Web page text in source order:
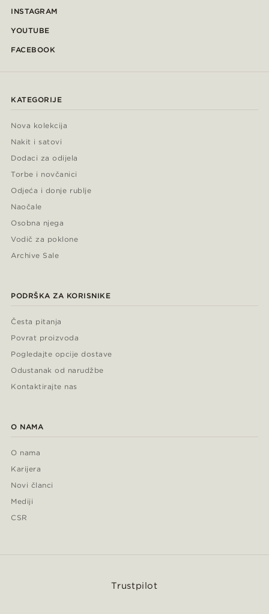
INSTAGRAM
YOUTUBE
FACEBOOK
KATEGORIJE
Nova kolekcija
Nakit i satovi
Dodaci za odijela
Torbe i novčanici
Odjeća i donje rublje
Naočale
Osobna njega
Vodič za poklone
Archive Sale
PODRŠKA ZA KORISNIKE
Česta pitanja
Povrat proizvoda
Pogledajte opcije dostave
Odustanak od narudžbe
Kontaktirajte nas
O NAMA
O nama
Karijera
Novi članci
Mediji
CSR
Trustpilot